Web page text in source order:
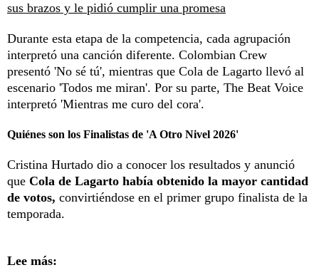
sus brazos y le pidió cumplir una promesa
Durante esta etapa de la competencia, cada agrupación
interpretó una canción diferente. Colombian Crew
presentó 'No sé tú', mientras que Cola de Lagarto llevó al
escenario 'Todos me miran'. Por su parte, The Beat Voice
interpretó 'Mientras me curo del cora'.
Quiénes son los Finalistas de 'A Otro Nivel 2026'
Cristina Hurtado dio a conocer los resultados y anunció
que Cola de Lagarto había obtenido la mayor cantidad
de votos, convirtiéndose en el primer grupo finalista de la
temporada.
Lee más: